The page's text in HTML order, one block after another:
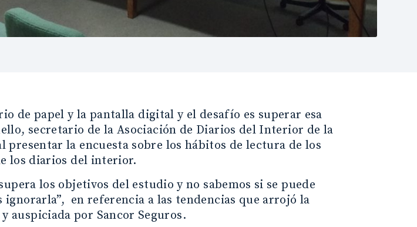
de papel y la pantalla digital y el desafío es superar esa
secretario de la Asociación de Diarios del Interior de la
presentar la encuesta sobre los hábitos de lectura de los
los diarios del interior.
los objetivos del estudio y no sabemos si se puede
ignorarla”, en referencia a las tendencias que arrojó la
auspiciada por Sancor Seguros.